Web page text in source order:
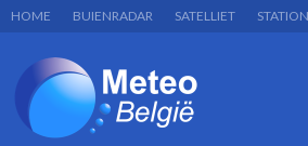
HOME BUIENRADAR SATELLIET